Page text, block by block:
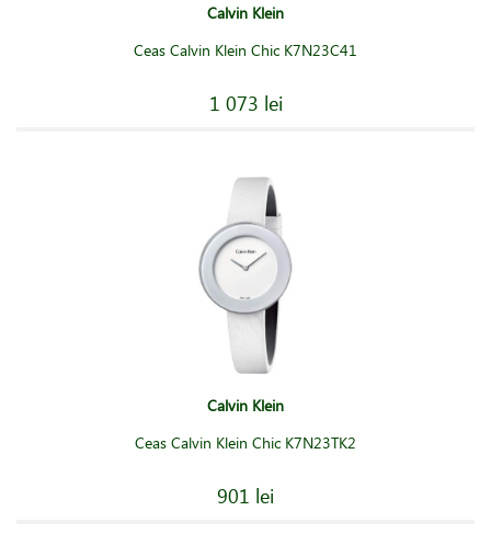
Calvin Klein
Ceas Calvin Klein Chic K7N23C41
1 073 lei
Calvin Klein
Ceas Calvin Klein Chic K7N23TK2
901 lei